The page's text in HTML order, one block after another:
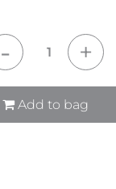
Add to bag